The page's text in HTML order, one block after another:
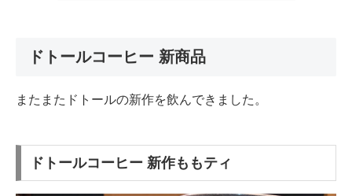
ドトールコーヒー 新商品
またまたドトールの新作を飲んできました。
ドトールコーヒー 新作ももティ